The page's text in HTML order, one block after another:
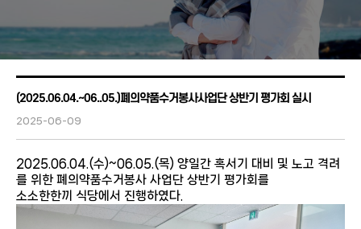
(2025.06.04.~06..05.)폐의약품수거봉사사업단 상반기 평가회 실시
2025-06-09
2025.06.04.(수)~06.05.(목) 양일간 혹서기 대비 및 노고 격려
를 위한 폐의약품수거봉사 사업단 상반기 평가회를
소소한한끼 식당에서 진행하였다.